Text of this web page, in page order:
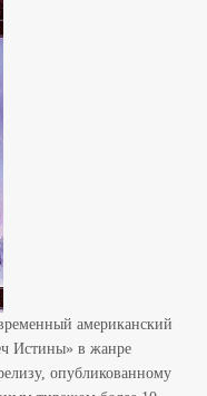
американский
Истины» в жанре
опубликованному